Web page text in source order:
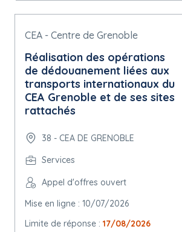
CEA - Centre de Grenoble
Réalisation des opérations
de dédouanement liées aux
transports internationaux du
CEA Grenoble et de ses sites
rattachés
38 - CEA DE GRENOBLE
Services
Appel d'offres ouvert
Mise en ligne : 10/07/2026
Limite de réponse : 17/08/2026